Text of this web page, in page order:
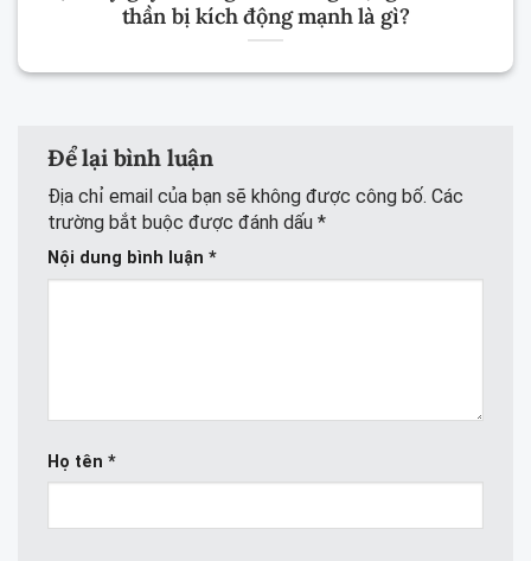
thần bị kích động mạnh là gì?
Để lại bình luận
Địa chỉ email của bạn sẽ không được công bố. Các
trường bắt buộc được đánh dấu *
Nội dung bình luận *
Họ tên *